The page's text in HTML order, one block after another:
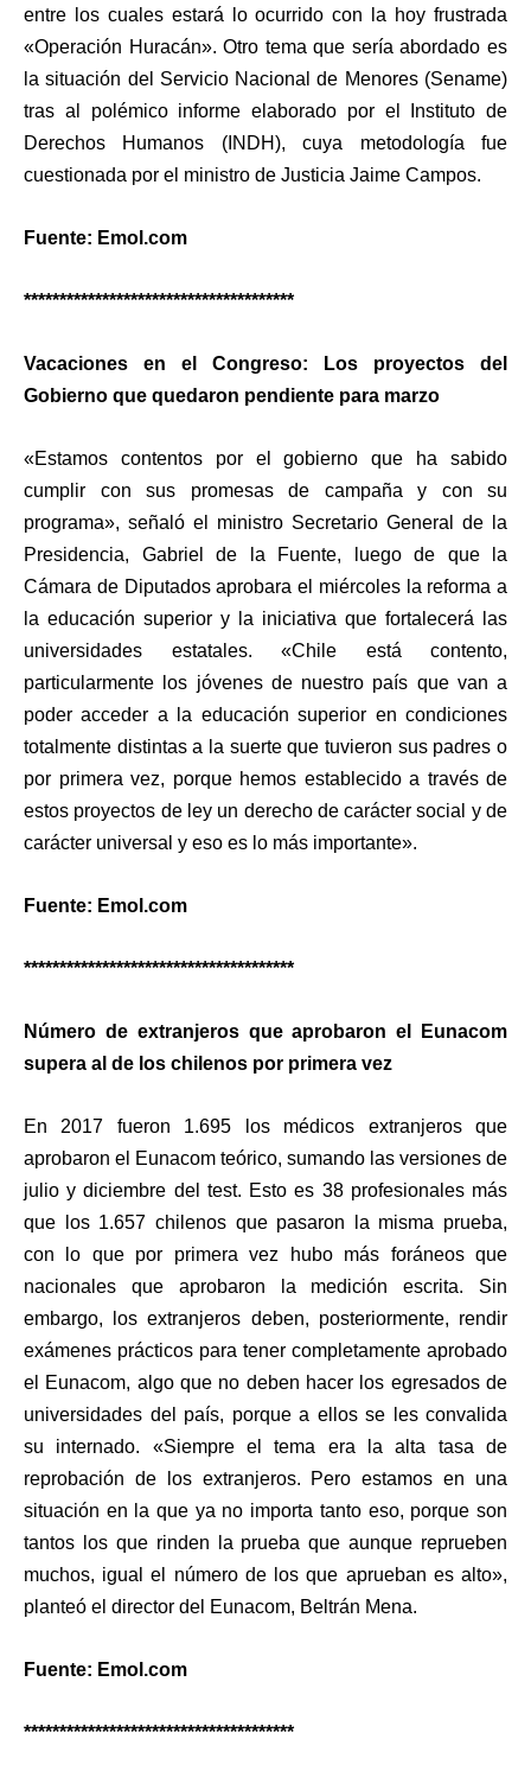
entre los cuales estará lo ocurrido con la hoy frustrada
«Operación Huracán». Otro tema que sería abordado es
la situación del Servicio Nacional de Menores (Sename)
tras al polémico informe elaborado por el Instituto de
Derechos Humanos (INDH), cuya metodología fue
cuestionada por el ministro de Justicia Jaime Campos.
Fuente: Emol.com
**************************************
Vacaciones en el Congreso: Los proyectos del
Gobierno que quedaron pendiente para marzo
«Estamos contentos por el gobierno que ha sabido
cumplir con sus promesas de campaña y con su
programa», señaló el ministro Secretario General de la
Presidencia, Gabriel de la Fuente, luego de que la
Cámara de Diputados aprobara el miércoles la reforma a
la educación superior y la iniciativa que fortalecerá las
universidades estatales. «Chile está contento,
particularmente los jóvenes de nuestro país que van a
poder acceder a la educación superior en condiciones
totalmente distintas a la suerte que tuvieron sus padres o
por primera vez, porque hemos establecido a través de
estos proyectos de ley un derecho de carácter social y de
carácter universal y eso es lo más importante».
Fuente: Emol.com
**************************************
Número de extranjeros que aprobaron el Eunacom
supera al de los chilenos por primera vez
En 2017 fueron 1.695 los médicos extranjeros que
aprobaron el Eunacom teórico, sumando las versiones de
julio y diciembre del test. Esto es 38 profesionales más
que los 1.657 chilenos que pasaron la misma prueba,
con lo que por primera vez hubo más foráneos que
nacionales que aprobaron la medición escrita. Sin
embargo, los extranjeros deben, posteriormente, rendir
exámenes prácticos para tener completamente aprobado
el Eunacom, algo que no deben hacer los egresados de
universidades del país, porque a ellos se les convalida
su internado. «Siempre el tema era la alta tasa de
reprobación de los extranjeros. Pero estamos en una
situación en la que ya no importa tanto eso, porque son
tantos los que rinden la prueba que aunque reprueben
muchos, igual el número de los que aprueban es alto»,
planteó el director del Eunacom, Beltrán Mena.
Fuente: Emol.com
**************************************